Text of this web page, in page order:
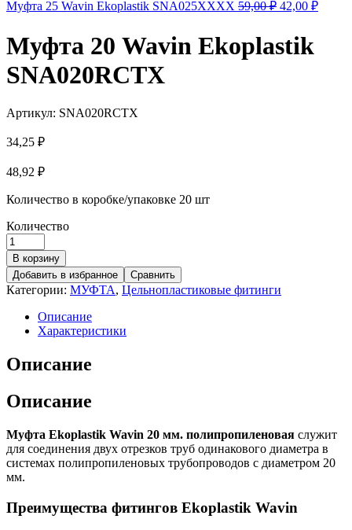
Муфта 25 Wavin Ekoplastik SNA025XXXX 59,00₽
59,00 ₽.
42,00 ₽
Муфта 20 Wavin Ekoplastik
SNA020RCTX
Артикул: SNA020RCTX
34,25 ₽
48,92 ₽
Количество в коробке/упаковке 20 шт
Количество
В корзину
Добавить в избранное
Сравнить
Категории: МУФТА, Цельнопластиковые фитинги
Описание
Характеристики
Описание
Описание
Муфта Ekoplastik Wavin 20 мм. полипропиленовая служит
для соединения двух отрезков труб одинакового диаметра в
системах полипропиленовых трубопроводов с диаметром 20
мм.
Преимущества фитингов Ekoplastik Wavin